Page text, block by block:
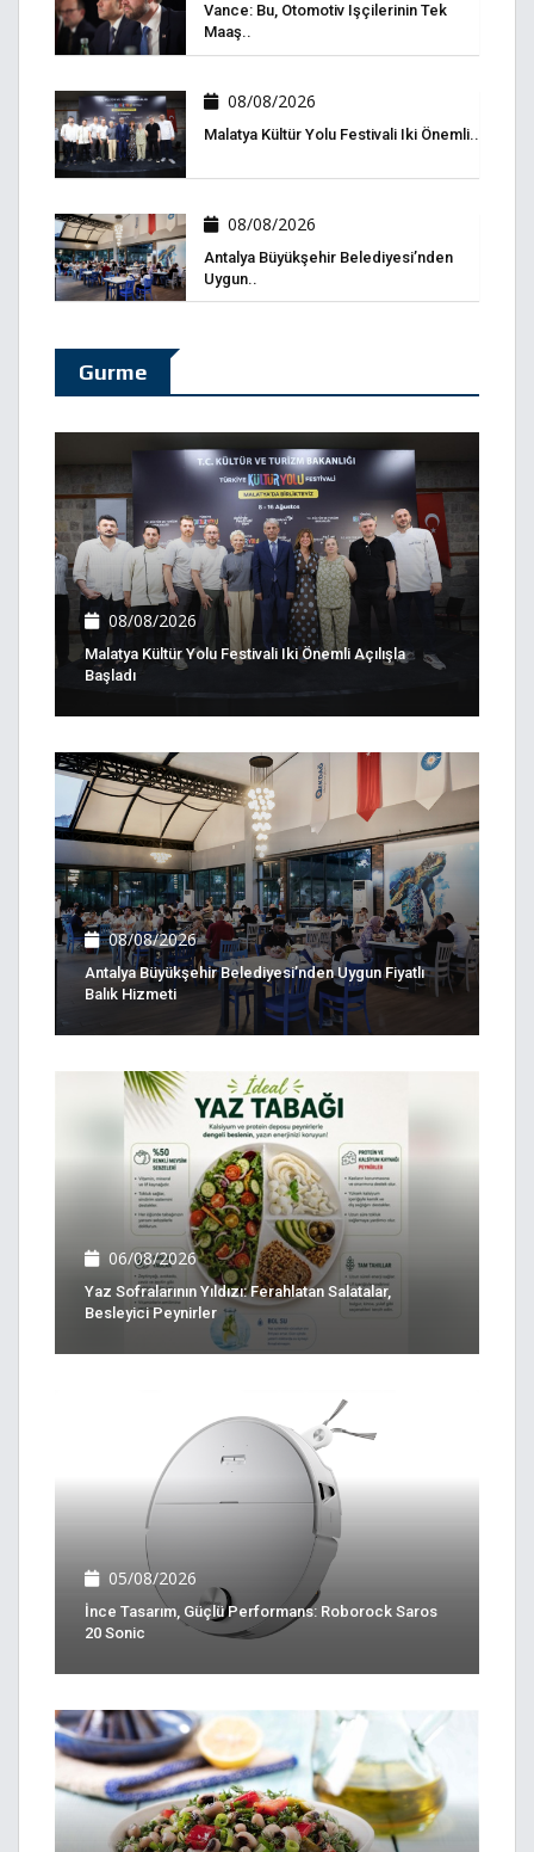
Vance: Bu, Otomotiv Işçilerinin Tek
Maaş..
08/08/2026
Malatya Kültür Yolu Festivali Iki Önemli..
08/08/2026
Antalya Büyükşehir Belediyesi’nden
Uygun..
Gurme
08/08/2026
Malatya Kültür Yolu Festivali Iki Önemli Açılışla
Başladı
08/08/2026
Antalya Büyükşehir Belediyesi’nden Uygun Fiyatlı
Balık Hizmeti
06/08/2026
Yaz Sofralarının Yıldızı: Ferahlatan Salatalar,
Besleyici Peynirler
05/08/2026
İnce Tasarım, Güçlü Performans: Roborock Saros
20 Sonic